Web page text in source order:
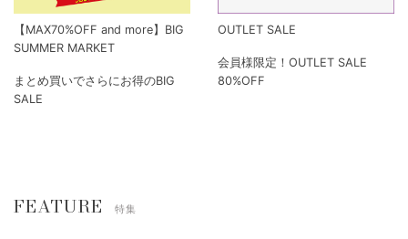
【MAX70%OFF and more】BIG
SUMMER MARKET
まとめ買いでさらにお得のBIG
SALE
OUTLET SALE
会員様限定！OUTLET SALE
80%OFF
FEATURE 特集